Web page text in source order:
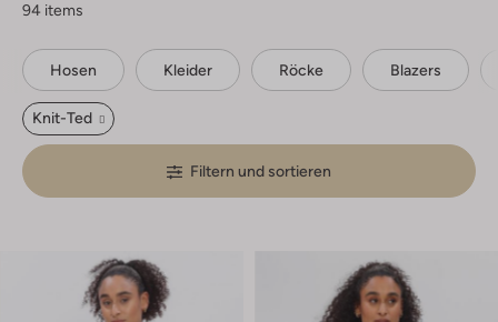
94 items
Hosen Kleider Röcke Blazers
Knit-Ted
Filtern und sortieren